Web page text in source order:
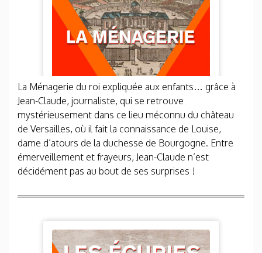
La Ménagerie du roi expliquée aux enfants… grâce à
Jean-Claude, journaliste, qui se retrouve
mystérieusement dans ce lieu méconnu du château
de Versailles, où il fait la connaissance de Louise,
dame d’atours de la duchesse de Bourgogne. Entre
émerveillement et frayeurs, Jean-Claude n’est
décidément pas au bout de ses surprises !